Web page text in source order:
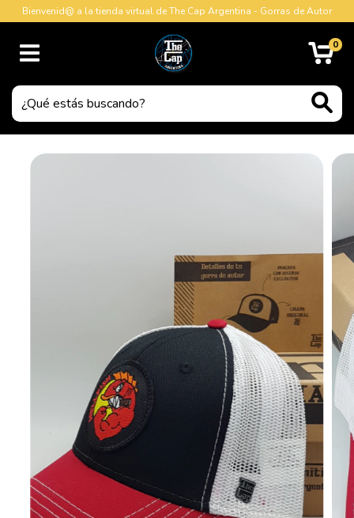
Bienvenid@ a la tienda virtual de The Cap Argentina - Gorras de Autor
0